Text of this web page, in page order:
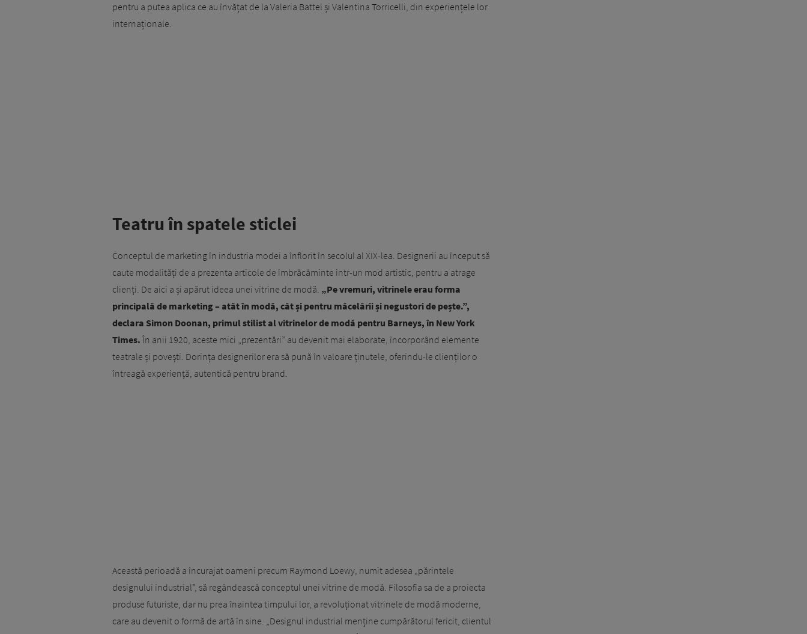
pentru a putea aplica ce au învățat de la Valeria Battel și Valentina Torricelli, din experiențele lor
internaționale.
Teatru în spatele sticlei
Conceptul de marketing în industria modei a înflorit în secolul al XIX-lea. Designerii au început să
caute modalități de a prezenta articole de îmbrăcăminte într-un mod artistic, pentru a atrage
clienți. De aici a și apărut ideea unei vitrine de modă. „Pe vremuri, vitrinele erau forma
principală de marketing – atât în modă, cât și pentru măcelării și negustori de pește.”,
declara Simon Doonan, primul stilist al vitrinelor de modă pentru Barneys, în New York
Times. În anii 1920, aceste mici „prezentări” au devenit mai elaborate, încorporând elemente
teatrale și povești. Dorința designerilor era să pună în valoare ținutele, oferindu-le clienților o
întreagă experiență, autentică pentru brand.
Această perioadă a încurajat oameni precum Raymond Loewy, numit adesea „părintele
designului industrial”, să regândească conceptul unei vitrine de modă. Filosofia sa de a proiecta
produse futuriste, dar nu prea înaintea timpului lor, a revoluționat vitrinele de modă moderne,
care au devenit o formă de artă în sine. „Designul industrial menține cumpărătorul fericit, clientul